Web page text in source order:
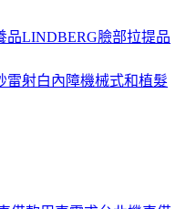
品LINDBERG臉部拉提品
雷射白內障機械式和植髮